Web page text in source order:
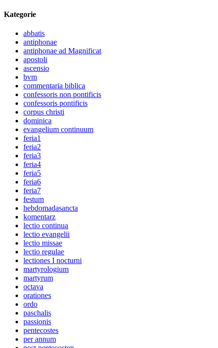
Kategorie
abbatis
antiphonae
antiphonae ad Magnificat
apostoli
ascensio
bvm
commentaria biblica
confessoris non pontificis
confessoris pontificis
corpus christi
dominica
evangelium continuum
feria1
feria2
feria3
feria4
feria5
feria6
feria7
festum
hebdomadasancta
komentarz
lectio continua
lectio evangelii
lectio missae
lectio regulae
lectiones I nocturni
martyrologium
martyrum
octava
orationes
ordo
paschalis
passionis
pentecostes
per annum